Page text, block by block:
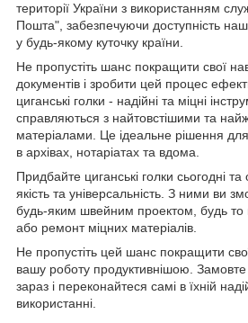
території України з використанням
Пошта", забезпечуючи доступність
у будь-якому куточку країни.
Не пропустіть шанс покращити свої
документів і зробити цей процес
циганські голки - надійні та міцні
справляються з найтовстішими та
матеріалами. Це ідеальне рішення
в архівах, нотаріатах та вдома.
Придбайте циганські голки сьогодні
якість та універсальність. З ними ви
будь-яким швейним проектом, будь то
або ремонт міцних матеріалів.
Не пропустіть цей шанс покращити
вашу роботу продуктивнішою. Замовте
зараз і переконайтеся самі в їхній
використанні.